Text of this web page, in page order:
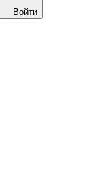
Войти